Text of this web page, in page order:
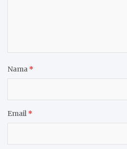
Nama *
Email *